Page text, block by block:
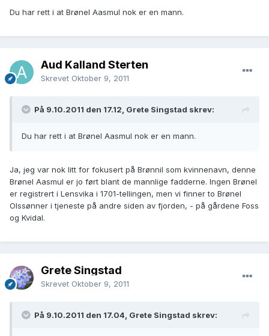
Du har rett i at Brønel Aasmul nok er en mann.
Aud Kalland Sterten
Skrevet Oktober 9, 2011
På 9.10.2011 den 17.12, Grete Singstad skrev:
Du har rett i at Brønel Aasmul nok er en mann.
Ja, jeg var nok litt for fokusert på Brønnil som kvinnenavn, denne
Brønel Aasmul er jo ført blant de mannlige fadderne. Ingen Brønel
er registrert i Lensvika i 1701-tellingen, men vi finner to Brønel
Olssønner i tjeneste på andre siden av fjorden, - på gårdene Foss
og Kvidal.
Grete Singstad
Skrevet Oktober 9, 2011
På 9.10.2011 den 17.04, Grete Singstad skrev: